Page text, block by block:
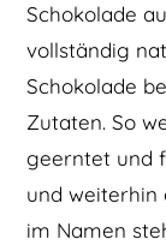
Schokolade
vollständig
Schokolade
Zutaten. So
geerntet und
und weiterhin
im Namen